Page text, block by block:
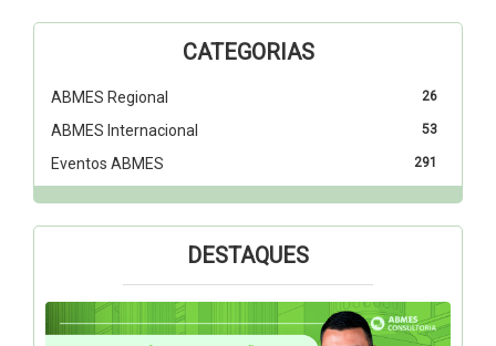
CATEGORIAS
26
ABMES Regional
53
ABMES Internacional
291
Eventos ABMES
DESTAQUES